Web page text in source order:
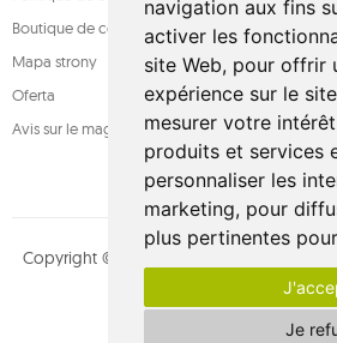
navigation aux fins
activer les
site Web, pour offrir
expérience sur le
mesurer votre
produits et services
personnaliser les
marketing, pour
plus pertinentes
Je
Boutique de confiance
Mapa strony
Oferta
Avis sur le magasin
Copyright © whamaku.pl. Tous les droits
MOUTON